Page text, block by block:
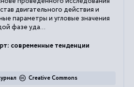
двигательного действия и
параметры и угловые значения
фазе уда...
современные тенденции
Creative Commons